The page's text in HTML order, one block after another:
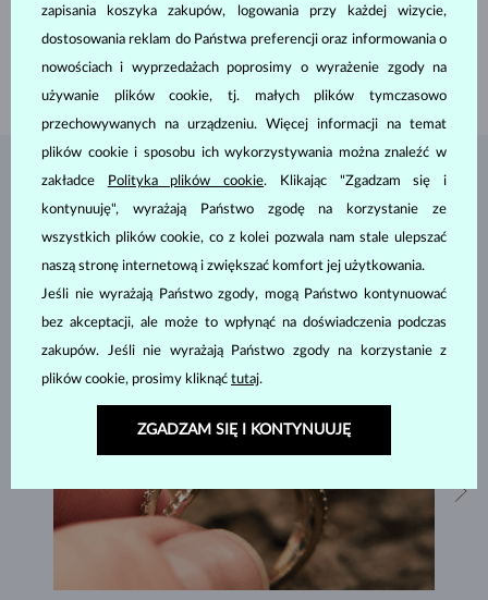
BIŻUTERIA ZATELIER KLENOTA
zapisania koszyka zakupów, logowania przy każdej wizycie,
dostosowania reklam do Państwa preferencji oraz informowania o
nowościach i wyprzedażach poprosimy o wyrażenie zgody na
używanie plików cookie, tj. małych plików tymczasowo
przechowywanych na urządzeniu. Więcej informacji na temat
plików cookie i sposobu ich wykorzystywania można znaleźć w
zakładce
Polityka plików cookie. Klikając "Zgadzam się i
kontynuuję", wyrażają Państwo zgodę na korzystanie ze
wszystkich plików cookie, co z kolei pozwala nam stale ulepszać
naszą stronę internetową i zwiększać komfort jej użytkowania.
Jeśli nie wyrażają Państwo zgody, mogą Państwo kontynuować
bez akceptacji, ale może to wpłynąć na doświadczenia podczas
zakupów. Jeśli nie wyrażają Państwo zgody na korzystanie z
plików cookie, prosimy kliknąć tutaj.
ZGADZAM SIĘ I KONTYNUUJĘ